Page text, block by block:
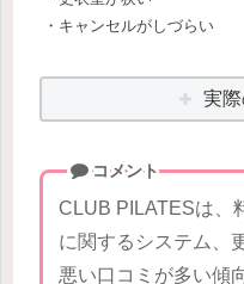
・キャンセルがしづらい
実
コメント
CLUB PILATESは、
に関するシステム、
悪い口コミが多い傾